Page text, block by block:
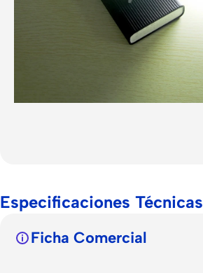
Especificaciones Técnicas
Ficha Comercial